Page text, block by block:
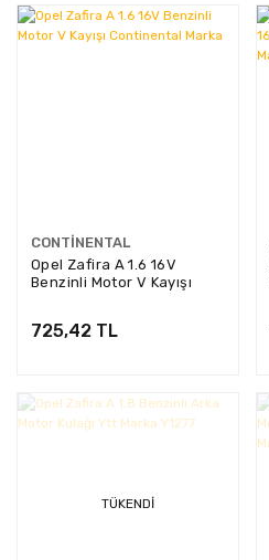
CONTINENTAL
Opel Zafira A 1.6 16V
Benzinli Motor V Kayışı
725,42 TL
TÜKENDI